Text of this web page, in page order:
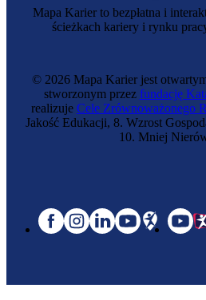
Mapa Karier to bezpłatna i
ścieżkach kariery i rynku
© 2026 Mapa Karier jest
stworzonym przez fundację
realizuje Cele Zrównoważonego
Jakość Edukacji, 8. Wzrost
10. Mniej